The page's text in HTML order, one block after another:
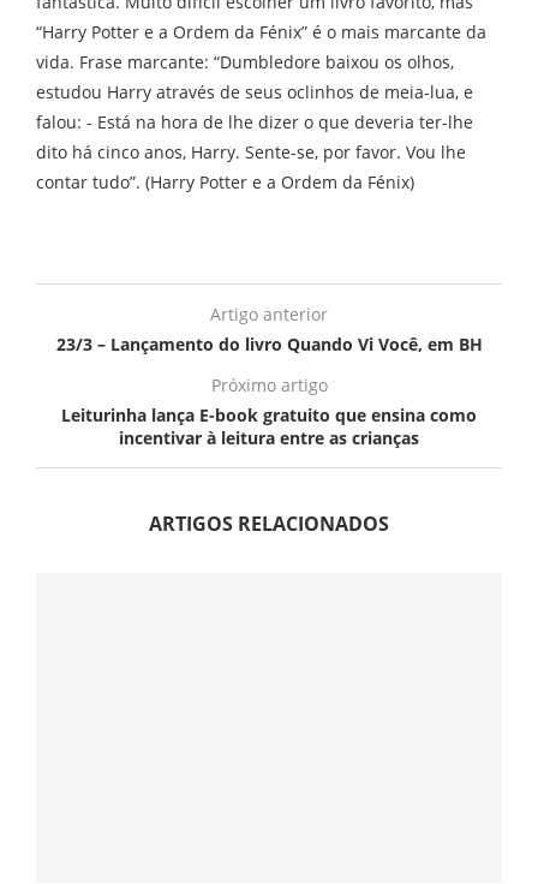
“Harry Potter e a Ordem da Fénix” é o mais marcante da
vida. Frase marcante: “Dumbledore baixou os olhos,
estudou Harry através de seus oclinhos de meia-lua, e
falou: - Está na hora de lhe dizer o que deveria ter-lhe
dito há cinco anos, Harry. Sente-se, por favor. Vou lhe
contar tudo”. (Harry Potter e a Ordem da Fénix)
Artigo anterior
23/3 – Lançamento do livro Quando Vi Você, em BH
Próximo artigo
Leiturinha lança E-book gratuito que ensina como
incentivar à leitura entre as crianças
ARTIGOS RELACIONADOS